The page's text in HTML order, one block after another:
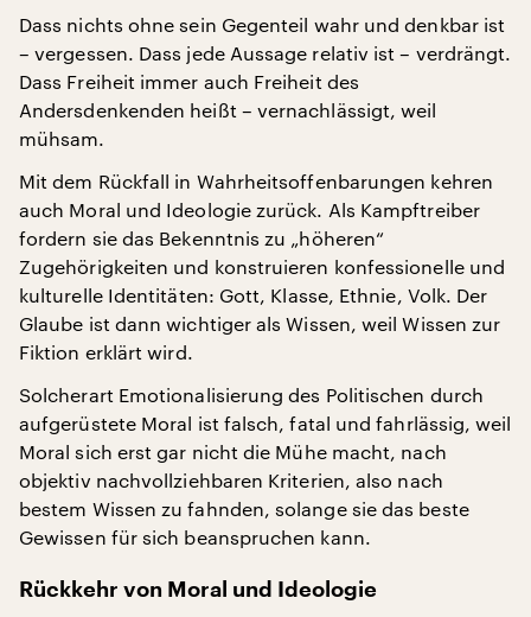
Dass nichts ohne sein Gegenteil wahr und denkbar ist
– vergessen. Dass jede Aussage relativ ist – verdrängt.
Dass Freiheit immer auch Freiheit des
Andersdenkenden heißt – vernachlässigt, weil
mühsam.
Mit dem Rückfall in Wahrheitsoffenbarungen kehren
auch Moral und Ideologie zurück. Als Kampftreiber
fordern sie das Bekenntnis zu „höheren“
Zugehörigkeiten und konstruieren konfessionelle und
kulturelle Identitäten: Gott, Klasse, Ethnie, Volk. Der
Glaube ist dann wichtiger als Wissen, weil Wissen zur
Fiktion erklärt wird.
Solcherart Emotionalisierung des Politischen durch
aufgerüstete Moral ist falsch, fatal und fahrlässig, weil
Moral sich erst gar nicht die Mühe macht, nach
objektiv nachvollziehbaren Kriterien, also nach
bestem Wissen zu fahnden, solange sie das beste
Gewissen für sich beanspruchen kann.
Rückkehr von Moral und Ideologie